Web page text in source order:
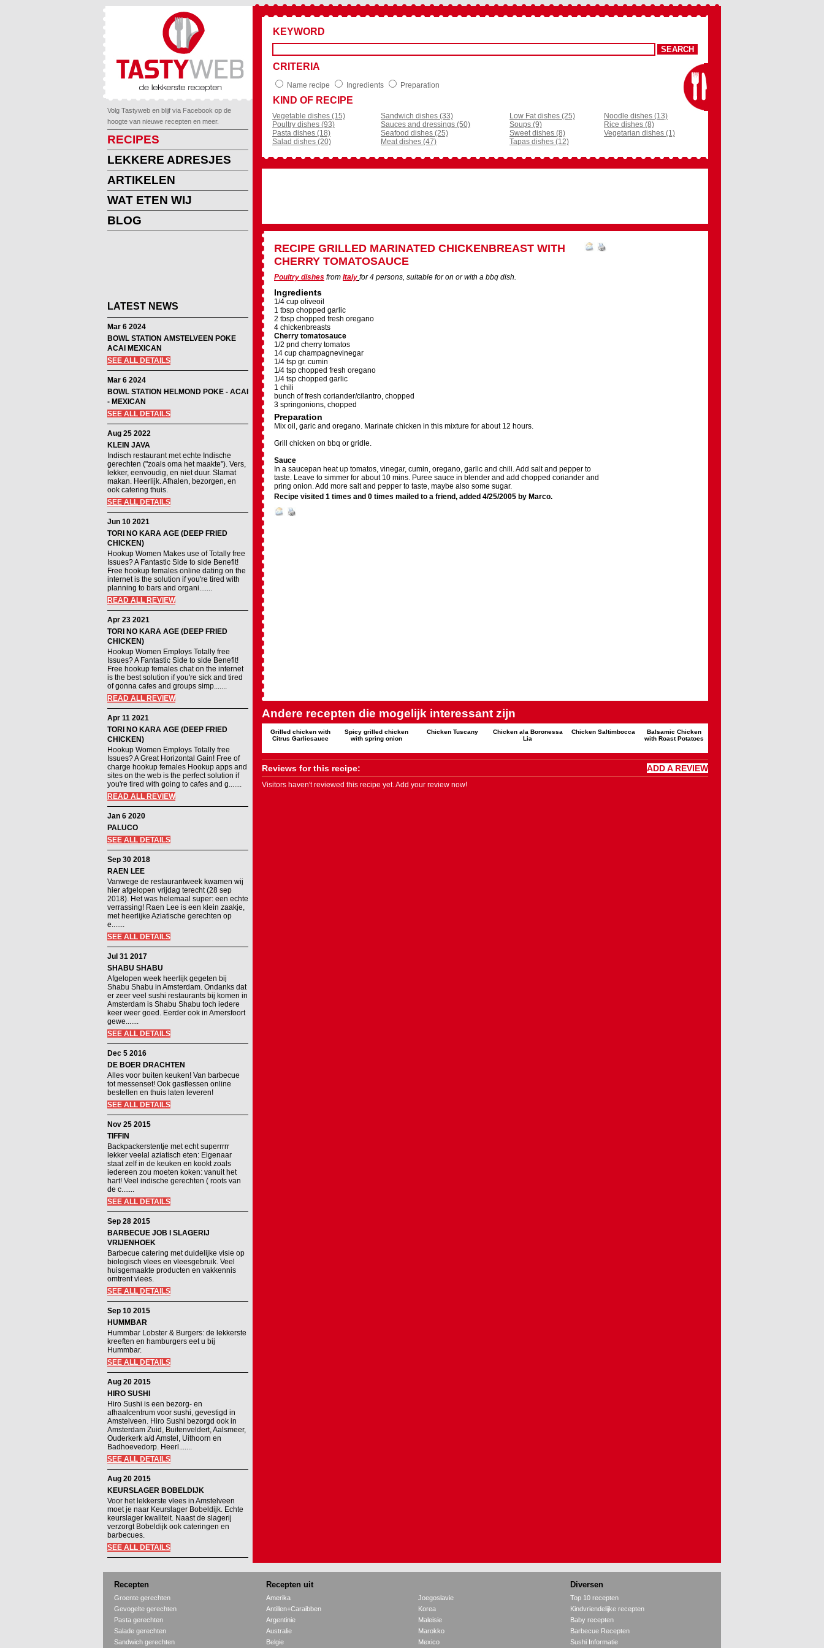
Volg Tastyweb en blijf via Facebook op de
hoogte van nieuwe recepten en meer.
RECIPES
LEKKERE ADRESJES
ARTIKELEN
WAT ETEN WIJ
BLOG
LATEST NEWS
Mar 6 2024
BOWL STATION AMSTELVEEN POKE
ACAI MEXICAN
SEE ALL DETAILS
Mar 6 2024
BOWL STATION HELMOND POKE - ACAI
- MEXICAN
SEE ALL DETAILS
Aug 25 2022
KLEIN JAVA
Indisch restaurant met echte Indische
gerechten ("zoals oma het maakte"). Vers,
lekker, eenvoudig, en niet duur. Slamat
makan. Heerlijk. Afhalen, bezorgen, en
ook catering thuis.
SEE ALL DETAILS
Jun 10 2021
TORI NO KARA AGE (DEEP FRIED
CHICKEN)
Hookup Women Makes use of Totally free
Issues? A Fantastic Side to side Benefit!
Free hookup females online dating on the
internet is the solution if you're tired with
planning to bars and organi.......
READ ALL REVIEW
Apr 23 2021
TORI NO KARA AGE (DEEP FRIED
CHICKEN)
Hookup Women Employs Totally free
Issues? A Fantastic Side to side Benefit!
Free hookup females chat on the internet
is the best solution if you're sick and tired
of gonna cafes and groups simp.......
READ ALL REVIEW
Apr 11 2021
TORI NO KARA AGE (DEEP FRIED
CHICKEN)
Hookup Women Employs Totally free
Issues? A Great Horizontal Gain! Free of
charge hookup females Hookup apps and
sites on the web is the perfect solution if
you're tired with going to cafes and g.......
READ ALL REVIEW
Jan 6 2020
PALUCO
SEE ALL DETAILS
Sep 30 2018
RAEN LEE
Vanwege de restaurantweek kwamen wij
hier afgelopen vrijdag terecht (28 sep
2018). Het was helemaal super: een echte
verrassing! Raen Lee is een klein zaakje,
met heerlijke Aziatische gerechten op
e.......
SEE ALL DETAILS
Jul 31 2017
SHABU SHABU
Afgelopen week heerlijk gegeten bij
Shabu Shabu in Amsterdam. Ondanks dat
er zeer veel sushi restaurants bij komen in
Amsterdam is Shabu Shabu toch iedere
keer weer goed. Eerder ook in Amersfoort
gewe.......
SEE ALL DETAILS
Dec 5 2016
DE BOER DRACHTEN
Alles voor buiten keuken! Van barbecue
tot messenset! Ook gasflessen online
bestellen en thuis laten leveren!
SEE ALL DETAILS
Nov 25 2015
TIFFIN
Backpackerstentje met echt superrrrr
lekker veelal aziatisch eten: Eigenaar
staat zelf in de keuken en kookt zoals
iedereen zou moeten koken: vanuit het
hart! Veel indische gerechten ( roots van
de c.......
SEE ALL DETAILS
Sep 28 2015
BARBECUE JOB I SLAGERIJ
VRIJENHOEK
Barbecue catering met duidelijke visie op
biologisch vlees en vleesgebruik. Veel
huisgemaakte producten en vakkennis
omtrent vlees.
SEE ALL DETAILS
Sep 10 2015
HUMMBAR
Hummbar Lobster & Burgers: de lekkerste
kreeften en hamburgers eet u bij
Hummbar.
SEE ALL DETAILS
Aug 20 2015
HIRO SUSHI
Hiro Sushi is een bezorg- en
afhaalcentrum voor sushi, gevestigd in
Amstelveen. Hiro Sushi bezorgd ook in
Amsterdam Zuid, Buitenveldert, Aalsmeer,
Ouderkerk a/d Amstel, Uithoorn en
Badhoevedorp. Heerl.......
SEE ALL DETAILS
Aug 20 2015
KEURSLAGER BOBELDIJK
Voor het lekkerste vlees in Amstelveen
moet je naar Keurslager Bobeldijk. Echte
keurslager kwaliteit. Naast de slagerij
verzorgt Bobeldijk ook cateringen en
barbecues.
SEE ALL DETAILS
KEYWORD
CRITERIA
Name recipe Ingredients Preparation
KIND OF RECIPE
Vegetable dishes (15)
Poultry dishes (93)
Pasta dishes (18)
Salad dishes (20)
Sandwich dishes (33)
Sauces and dressings (50)
Seafood dishes (25)
Meat dishes (47)
Low Fat dishes (25)
Soups (9)
Sweet dishes (8)
Tapas dishes (12)
Noodle dishes (13)
Rice dishes (8)
Vegetarian dishes (1)
RECIPE GRILLED MARINATED CHICKENBREAST WITH
CHERRY TOMATOSAUCE
Poultry dishes from Italy for4 persons, suitable for on or with a bbq dish.
Ingredients
1/4 cup oliveoil
1 tbsp chopped garlic
2 tbsp chopped fresh oregano
4 chickenbreasts
Cherry tomatosauce
1/2 pnd cherry tomatos
14 cup champagnevinegar
1/4 tsp gr. cumin
1/4 tsp chopped fresh oregano
1/4 tsp chopped garlic
1 chili
bunch of fresh coriander/cilantro, chopped
3 springonions, chopped
Preparation
Mix oil, garic and oregano. Marinate chicken in this mixture for about 12 hours.
Grill chicken on bbq or gridle.
Sauce
In a saucepan heat up tomatos, vinegar, cumin, oregano, garlic and chili. Add salt and pepper to
taste. Leave to simmer for about 10 mins. Puree sauce in blender and add chopped coriander and
pring onion. Add more salt and pepper to taste, maybe also some sugar.
Recipe visited 1 times and 0 times mailed to a friend, added 4/25/2005 by Marco.
Andere recepten die mogelijk interessant zijn
Grilled chicken with
Citrus Garlicsauce
Spicy grilled chicken
with spring onion
Chicken Tuscany
Chicken ala Boronessa
Lia
Chicken Saltimbocca
Balsamic Chicken
with Roast Potatoes
Reviews for this recipe: ADD A REVIEW
Visitors haven't reviewed this recipe yet. Add your review now!
Recepten Recepten uit Diversen
Groente gerechten
Gevogelte gerechten
Pasta gerechten
Salade gerechten
Sandwich gerechten
Amerika
Antillen+Caraibben
Argentinie
Australie
Belgie
Joegoslavie
Korea
Maleisie
Marokko
Mexico
Top 10 recepten
Kindvriendelijke recepten
Baby recepten
Barbecue Recepten
Sushi Informatie